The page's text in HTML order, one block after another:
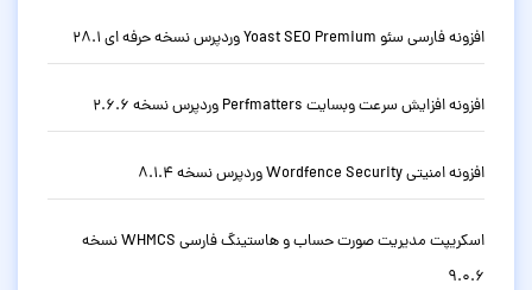
افزونه فارسی سئو Yoast SEO Premium وردپرس نسخه حرفه ای 28.1
افزونه افزایش سرعت وبسایت Perfmatters وردپرس نسخه 2.6.6
افزونه امنیتی Wordfence Security وردپرس نسخه 8.1.4
اسکریپت مدیریت صورت حساب و هاستینگ فارسی WHMCS نسخه
9.0.6